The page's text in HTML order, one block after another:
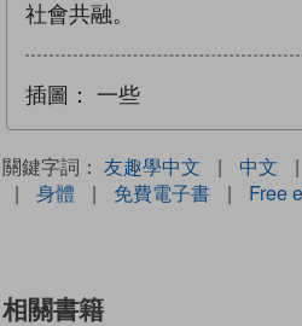
社會共融。
插圖： 一些
關鍵字詞： 友趣學中文 | 中文 |
|
身體 | 免費電子書 | Free
相關書籍